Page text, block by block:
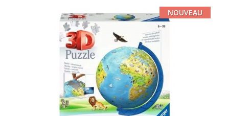
NOUVEAU